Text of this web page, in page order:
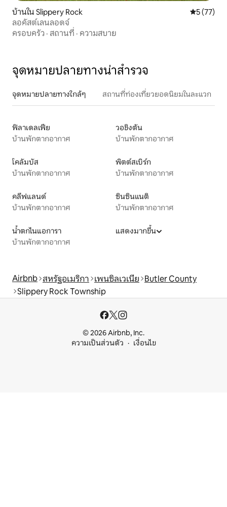
บ้านใน Slippery Rock คะแนนเฉลี่
5 (77)
ลอคัสต์เลนลอดจ์
ครอบครัว · สถานที่ · ความสบาย
จุดหมายปลายทางน่าสำรวจ
จุดหมายปลายทางใกล้ๆ สถานที่ท่องเที่ยวยอดนิยมในละแวก
ฟิลาเดลเฟีย
บ้านพักตากอากาศ
วอชิงตัน
บ้านพักตากอากาศ
โคลัมบัส
บ้านพักตากอากาศ
พิตต์สเบิร์ก
บ้านพักตากอากาศ
คลีฟแลนด์
บ้านพักตากอากาศ
ซินซินแนติ
บ้านพักตากอากาศ
น้ำตกไนแอการา
บ้านพักตากอากาศ
แสดงมากขึ้น
Airbnb สหรัฐอเมริกา เพนซิลเวเนีย Butler County
Slippery Rock Township
© 2026 Airbnb, Inc.
ความเป็นส่วนตัว
เงื่อนไข